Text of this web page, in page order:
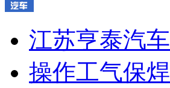
江苏亨泰汽
操作工气保